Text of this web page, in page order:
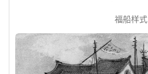
福船样式